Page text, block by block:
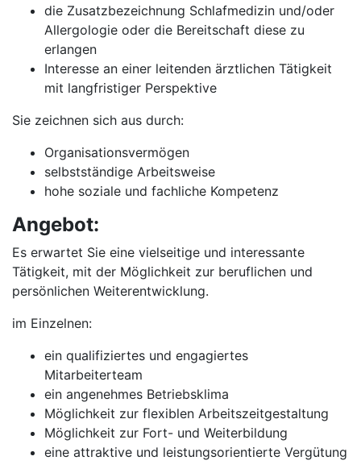
die Zusatzbezeichnung Schlafmedizin und/oder
Allergologie oder die Bereitschaft diese zu
erlangen
Interesse an einer leitenden ärztlichen Tätigkeit
mit langfristiger Perspektive
Sie zeichnen sich aus durch:
Organisationsvermögen
selbstständige Arbeitsweise
hohe soziale und fachliche Kompetenz
Angebot:
Es erwartet Sie eine vielseitige und interessante
Tätigkeit, mit der Möglichkeit zur beruflichen und
persönlichen Weiterentwicklung.
im Einzelnen:
ein qualifiziertes und engagiertes
Mitarbeiterteam
ein angenehmes Betriebsklima
Möglichkeit zur flexiblen Arbeitszeitgestaltung
Möglichkeit zur Fort- und Weiterbildung
eine attraktive und leistungsorientierte Vergütung